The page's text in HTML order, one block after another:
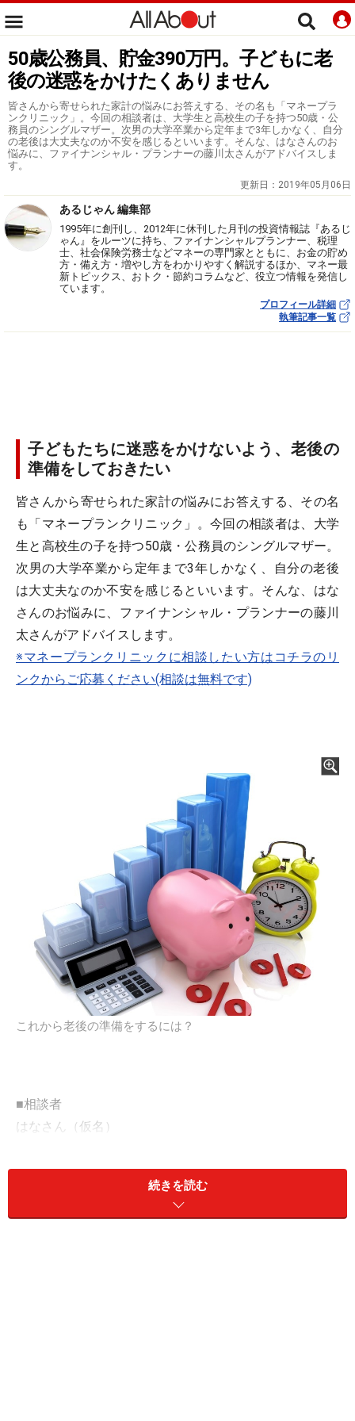
50歳公務員、貯金390万円。子どもに老
後の迷惑をかけたくありません
皆さんから寄せられた家計の悩みにお答えする、その名も「マネープラ
ンクリニック」。今回の相談者は、大学生と高校生の子を持つ50歳・公
務員のシングルマザー。次男の大学卒業から定年まで3年しかなく、自分
の老後は大丈夫なのか不安を感じるといいます。そんな、はなさんのお
悩みに、ファイナンシャル・プランナーの藤川太さんがアドバイスしま
す。
更新日： 2019年05月06日
あるじゃん 編集部
1995年に創刊し、2012年に休刊した月刊の投資情報誌『あるじ
ゃん』をルーツに持ち、ファイナンシャルプランナー、税理
士、社会保険労務士などマネーの専門家とともに、お金の貯め
方・備え方・増やし方をわかりやすく解説するほか、マネー最
新トピックス、おトク・節約コラムなど、役立つ情報を発信し
ています。
プロフィール詳細
執筆記事一覧
子どもたちに迷惑をかけないよう、老後の
準備をしておきたい
皆さんから寄せられた家計の悩みにお答えする、その名
も「マネープランクリニック」。今回の相談者は、大学
生と高校生の子を持つ50歳・公務員のシングルマザー。
次男の大学卒業から定年まで3年しかなく、自分の老後
は大丈夫なのか不安を感じるといいます。そんな、はな
さんのお悩みに、ファイナンシャル・プランナーの藤川
太さんがアドバイスします。
※マネープランクリニックに相談したい方はコチラのリ
ンクからご応募ください(相談は無料です)
これから老後の準備をするには？
■相談者
はなさん（仮名）
持ち家（マンション）
■家族構成
続きを読む